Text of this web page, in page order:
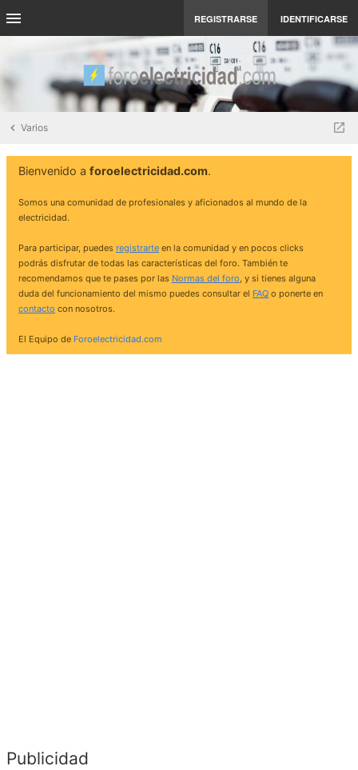
REGISTRARSE IDENTIFICARSE
Varios
Bienvenido a foroelectricidad.com.
Somos una comunidad de profesionales y aficionados al mundo de la
electricidad.
Para participar, puedes registrarte en la comunidad y en pocos clicks
podrás disfrutar de todas las características del foro. También te
recomendamos que te pases por las Normas del foro, y si tienes alguna
duda del funcionamiento del mismo puedes consultar el FAQ o ponerte en
contacto con nosotros.
El Equipo de Foroelectricidad.com
Publicidad